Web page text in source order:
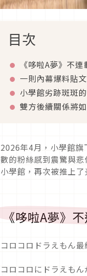
目次
《哆啦A夢》不
一則內幕爆料貼
小學館劣跡斑斑
雙方後續關係將
2026年4月，小學館
數的粉絲感到震驚與
小學館，再次被推上
《哆啦A夢》
コロコロドラえもん
コロコロにドラえも